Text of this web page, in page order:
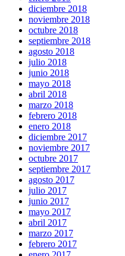
diciembre 2018
noviembre 2018
octubre 2018
septiembre 2018
agosto 2018
julio 2018
junio 2018
mayo 2018
abril 2018
marzo 2018
febrero 2018
enero 2018
diciembre 2017
noviembre 2017
octubre 2017
septiembre 2017
agosto 2017
julio 2017
junio 2017
mayo 2017
abril 2017
marzo 2017
febrero 2017